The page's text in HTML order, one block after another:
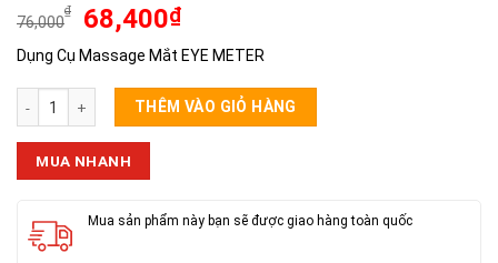
76,000
₫
Giá
gốc
là:
76,000₫.
68,400₫Giá
tại
là:
68,400₫.
Dụng Cụ Massage Mắt EYE METER
Dụng Cụ Massage Mắt EYE METER số lượng
THÊM VÀO GIỎ HÀNG
MUA NHANH
Mua sản phẩm này bạn sẽ được giao hàng toàn quốc